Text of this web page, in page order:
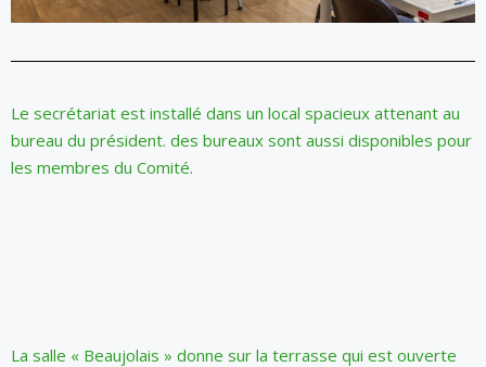
Le secrétariat est installé dans un local spacieux attenant au
bureau du président. des bureaux sont aussi disponibles pour
les membres du Comité.
La salle « Beaujolais » donne sur la terrasse qui est ouverte